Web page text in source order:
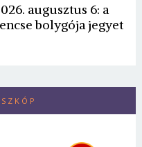
augusztus 6: a
bolygója jegyet